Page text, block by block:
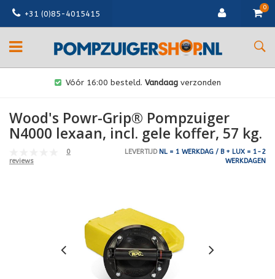
+31 (0)85-4015415
0
Vóór 16:00 besteld. Vandaag verzonden
Wood's Powr-Grip® Pompzuiger
N4000 lexaan, incl. gele koffer, 57 kg.
0
reviews
LEVERTIJDNL = 1 WERKDAG / B + LUX = 1-2
WERKDAGEN